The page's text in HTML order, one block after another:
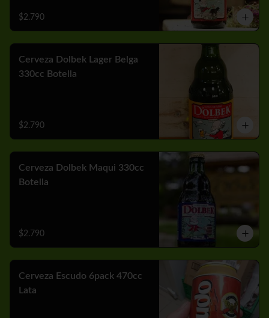
$2.790
Cerveza Dolbek Lager Belga
330cc Botella
$2.790
Cerveza Dolbek Maqui 330cc
Botella
$2.790
Cerveza Escudo 6pack 470cc
Lata